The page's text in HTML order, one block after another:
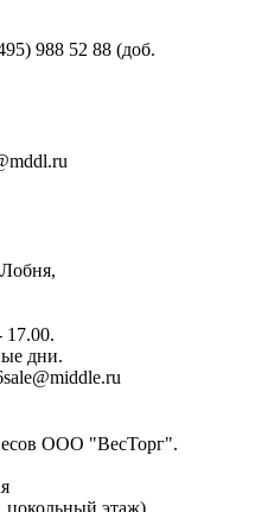
988 52 88 (доб.
дни.
sale@middle.ru
ООО "ВесТорг".
цокольный этаж)